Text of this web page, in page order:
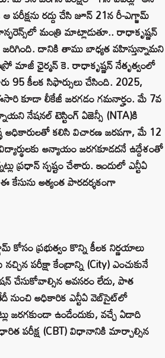
పరీక్షను రద్దు చేసి జూన్ 21న రీ-ఎగ్జామ్
మంత్రి మాట్లాడుతూ.. రాధాకృష్ణన్
దానికి తాము బాధ్యత వహిస్తున్నామని
మాజీ ఛైర్మన్ కె. రాధాకృష్ణన్ నేతృత్వంలో
95 కీలక సిఫార్సులు చేసింది. 2025,
ఈసారి కూడా లీకేజీ జరగడం గమనార్హం. మే 7వ
నేషనల్ టెస్టింగ్ ఏజెన్సీ (NTA)కి
అధికారులతో కలిసి విచారణ జరపగా, మే 12
అన్యాయం జరగకూడదనే ఉద్దేశంతో
ప్రధాన్ స్పష్టం చేశారు. ఇందులో ఎన్టీఏ
అత్యంత పారదర్శకంగా
కోసం ప్రభుత్వం కొన్ని కీలక నిర్ణయాలు
పరీక్షా కేంద్రాన్ని (City) ఎంచుకునే
చేసుకోవాల్సిన అవసరం లేదు, పాత
నుంచి అధికారిక ఎన్టీఏ వెబ్‌సైట్‌లో
ఉండేందుకు, వచ్చే ఏడాది
పరీక్ష (CBT) విధానానికి మార్చాల్సిన